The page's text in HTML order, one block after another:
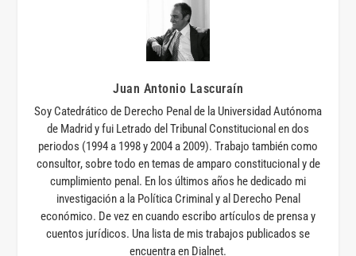
Juan Antonio Lascuraín
Soy Catedrático de Derecho Penal de la Universidad Autónoma
de Madrid y fui Letrado del Tribunal Constitucional en dos
periodos (1994 a 1998 y 2004 a 2009). Trabajo también como
consultor, sobre todo en temas de amparo constitucional y de
cumplimiento penal. En los últimos años he dedicado mi
investigación a la Política Criminal y al Derecho Penal
económico. De vez en cuando escribo artículos de prensa y
cuentos jurídicos. Una lista de mis trabajos publicados se
encuentra en Dialnet.